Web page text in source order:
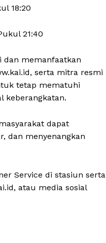
18:20
21:40
dan memanfaatkan
serta mitra resmi
tetap mematuhi
keberangkatan.
dapat
dan menyenangkan
Service di stasiun serta
atau media sosial